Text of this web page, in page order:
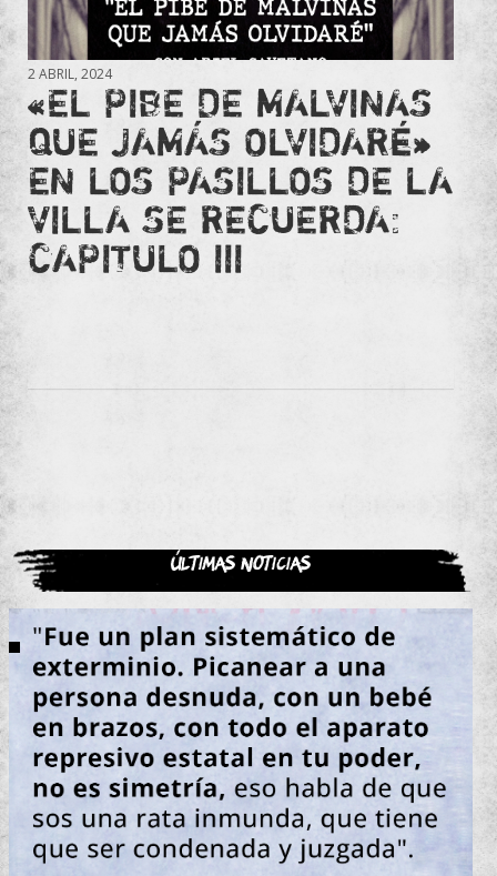
2 ABRIL, 2024
«EL PIBE DE MALVINAS
QUE JAMÁS OLVIDARÉ»
EN LOS PASILLOS DE LA
VILLA SE RECUERDA:
CAPITULO III
Últimas noticias